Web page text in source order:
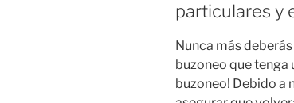
particulares y
Nunca más
buzoneo que tenga
buzoneo! Debido a